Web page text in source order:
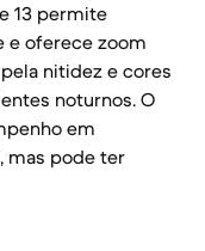
13 permite
e oferece zoom
nitidez e cores
noturnos. O
em
mas pode ter